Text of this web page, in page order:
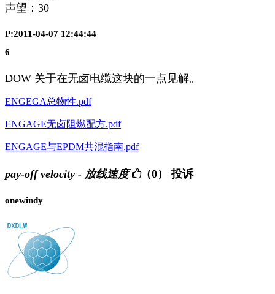
声望： 30
P:2011-04-07 12:44:44
6
DOW 关于在无卤电缆这块的一点见解。
ENGEGA总物性.pdf
ENGAGE无卤阻燃配方.pdf
ENGAGE与EPDM共混指南.pdf
pay-off velocity - 放线速度 （0） 投诉
onewindy